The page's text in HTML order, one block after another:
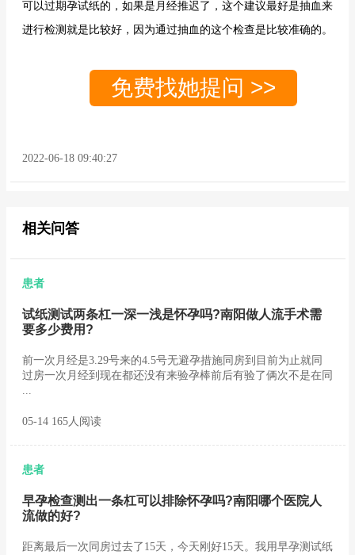
可以过期孕试纸的，如果是月经推迟了，这个建议最好是抽血来
进行检测就是比较好，因为通过抽血的这个检查是比较准确的。
免费找她提问 >>
2022-06-18 09:40:27
相关问答
患者
试纸测试两条杠一深一浅是怀孕吗?南阳做人流手术需
要多少费用?
前一次月经是3.29号来的4.5号无避孕措施同房到目前为止就同
过房一次月经到现在都还没有来验孕棒前后有验了俩次不是在同
...
05-14 165人阅读
患者
早孕检查测出一条杠可以排除怀孕吗?南阳哪个医院人
流做的好?
距离最后一次同房过去了15天，今天刚好15天。我用早孕测试纸